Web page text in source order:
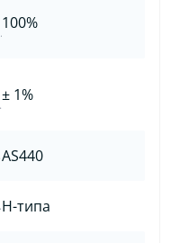
100%
± 1%
AS440
H-типа